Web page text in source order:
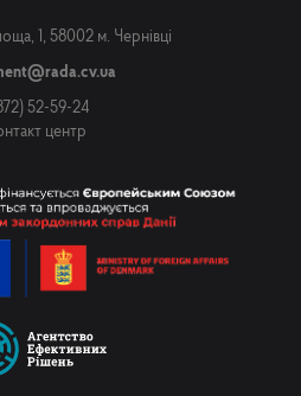
1, 58002 м. Чернівці
52-59-24
центр